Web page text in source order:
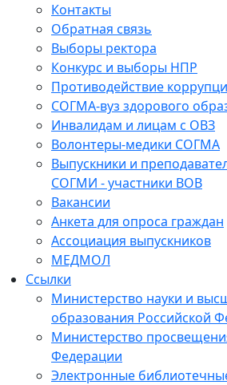
Контакты
Обратная связь
Выборы ректора
Конкурс и выборы НПР
Противодействие
СОГМА-вуз здорового
Инвалидам и лицам с ОВЗ
Волонтеры-медики СОГМА
Выпускники и
СОГМИ - участники ВОВ
Вакансии
Анкета для опроса граждан
Ассоциация выпускников
МЕДМОЛ
Ссылки
Министерство науки и
образования Российской
Министерство
Федерации
Электронные